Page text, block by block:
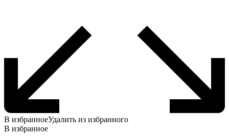
В избранноеУдалить из избранного
В избранное